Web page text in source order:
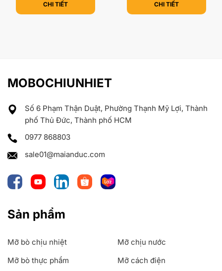
CHI TIẾT CHI TIẾT
MOBOCHIUNHIET
Số 6 Phạm Thận Duật, Phường Thạnh Mỹ Lợi, Thành
phố Thủ Đức, Thành phố HCM
0977 868803
sale01@maianduc.com
Sản phẩm
Mỡ bò chịu nhiệt
Mỡ chịu nước
Mỡ bò thực phẩm
Mỡ cách điện